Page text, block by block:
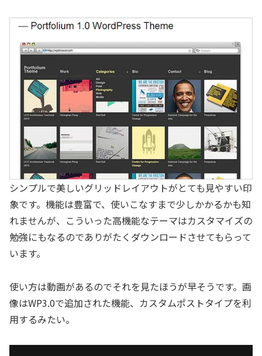
シンプルで美しいグリッドレイアウトがとても見やすい印
象です。機能は豊富で、使いこなすまで少しかかるかも知
れませんが、こういった高機能なテーマはカスタマイズの
勉強にもなるのでありがたくダウンロードさせてもらって
います。
使い方は動画があるのでそれを見たほうが早そうです。画
像はWP3.0で追加された機能、カスタムポストタイプを利
用するみたい。